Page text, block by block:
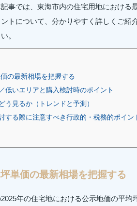
事では、東海市内の住宅用地におけ
トについて、分かりやすく詳しくご
。
の最新相場を把握する
低いエリアと購入検討時のポイント
う見るか（トレンドと予測）
する際に注意すべき行政的・税務的ポイン
単価の最新相場を把握する
年の住宅地における公示地価の平